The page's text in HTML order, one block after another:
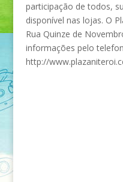
participação de todos,
disponível nas lojas. O
Rua Quinze de
informações pelo
http://